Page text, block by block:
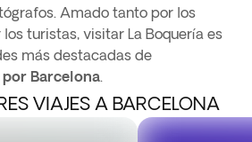
Amado tanto por los
turistas, visitar La Boquería es
más destacadas de
Barcelona.
VIAJES A BARCELONA